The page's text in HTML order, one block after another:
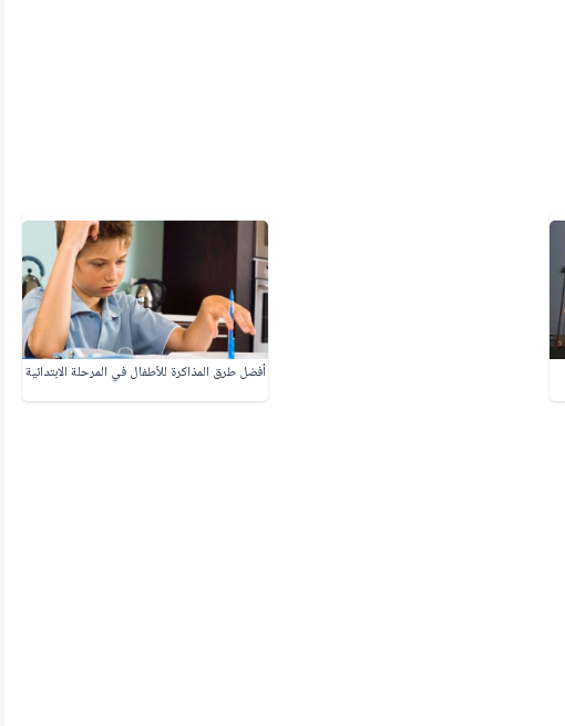
أفضل طرق المذاكرة للأطفال في المرحلة الابتدائية